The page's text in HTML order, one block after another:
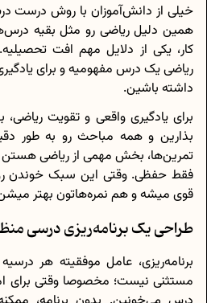
خیلی از دانش‌آموزان با روش درست
همین دلیل ریاضی رو مثل بقیه
کار، یکی از دلایل مهم افت
ریاضی یک درس مفهومیه و برای
داشته باشین.
برای یادگیری واقعی و تقویت
بذارین و همه مباحث رو به طور
تمرین‌ها، بخش مهمی از ریاضی
فقط حفظی. وقتی این سبک خوندن
قوی میشه و هم نمره‌هاتون بهتر
طراحی یک برنامه‌ریزی درسی
برنامه‌ریزی، عامل موفقیته هر
مستثنی نیست؛ مخصوصا وقتی برای